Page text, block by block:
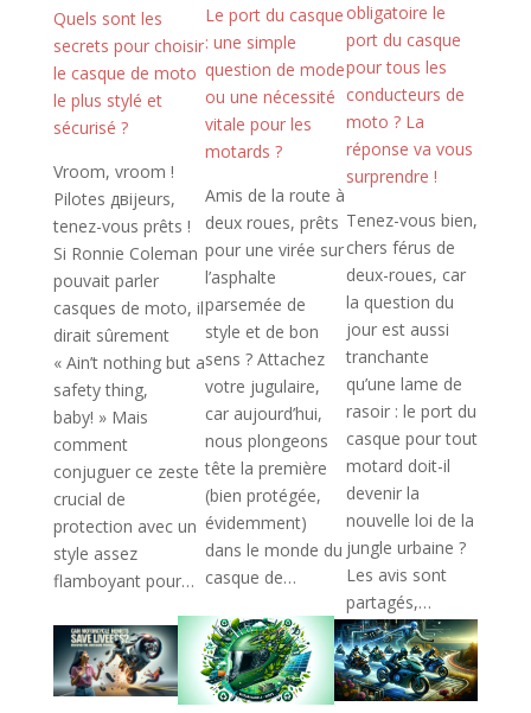
Quels sont les
secrets pour choisir
le casque de moto
le plus stylé et
sécurisé ?
Vroom, vroom !
Pilotes двijeurs,
tenez-vous prêts !
Si Ronnie Coleman
pouvait parler
casques de moto, il
dirait sûrement
« Ain’t nothing but a
safety thing,
baby! » Mais
comment
conjuguer ce zeste
crucial de
protection avec un
style assez
flamboyant pour…
Le port du casque
: une simple
question de mode
ou une nécessité
vitale pour les
motards ?
Amis de la route à
deux roues, prêts
pour une virée sur
l’asphalte
parsemée de
style et de bon
sens ? Attachez
votre jugulaire,
car aujourd’hui,
nous plongeons
tête la première
(bien protégée,
évidemment)
dans le monde du
casque de…
obligatoire le
port du casque
pour tous les
conducteurs de
moto ? La
réponse va vous
surprendre !
Tenez-vous bien,
chers férus de
deux-roues, car
la question du
jour est aussi
tranchante
qu’une lame de
rasoir : le port du
casque pour tout
motard doit-il
devenir la
nouvelle loi de la
jungle urbaine ?
Les avis sont
partagés,…